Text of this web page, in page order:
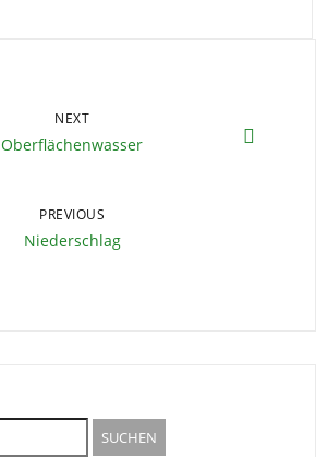
NEXT
Oberflächenwasser
PREVIOUS
Niederschlag